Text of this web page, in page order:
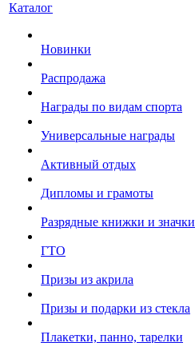
Каталог
Новинки
Распродажа
Награды по видам спорта
Универсальные награды
Активный отдых
Дипломы и грамоты
Разрядные книжки и значки
ГТО
Призы из акрила
Призы и подарки из стекла
Плакетки, панно, тарелки